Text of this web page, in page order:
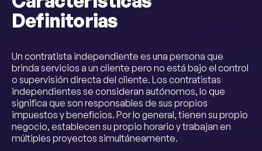
Definitorias
Un contratista independiente es una persona que
brinda servicios a un cliente pero no está bajo el control
o supervisión directa del cliente. Los contratistas
independientes se consideran autónomos, lo que
significa que son responsables de sus propios
impuestos y beneficios. Por lo general, tienen su propio
negocio, establecen su propio horario y trabajan en
múltiples proyectos simultáneamente.